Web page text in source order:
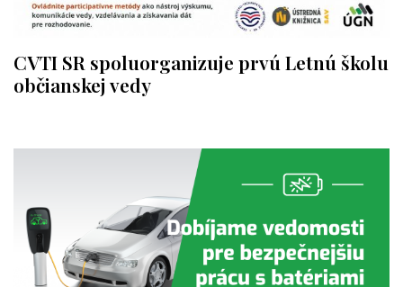
CVTI SR spoluorganizuje prvú Letnú školu
občianskej vedy